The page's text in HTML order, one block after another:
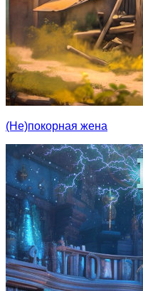
(Не)покорная жена